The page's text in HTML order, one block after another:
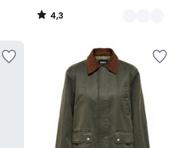
4,3
/